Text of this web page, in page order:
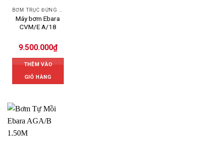
BƠM TRỤC ĐỨNG EBARA
Máy bơm Ebara
CVM/E A/18
9.500.000₫
THÊM VÀO
GIỎ HÀNG